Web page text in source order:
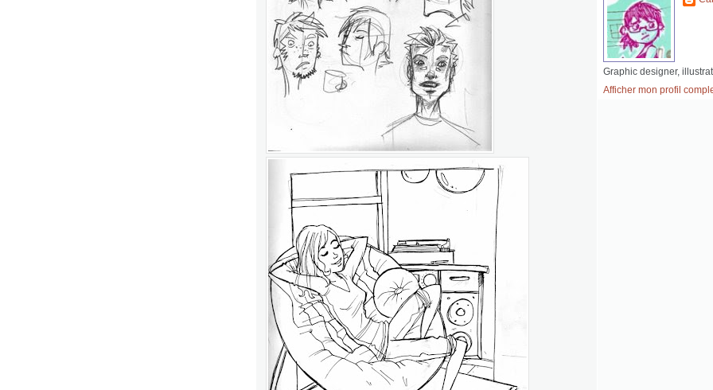
Graphic designer,
Afficher mon profil